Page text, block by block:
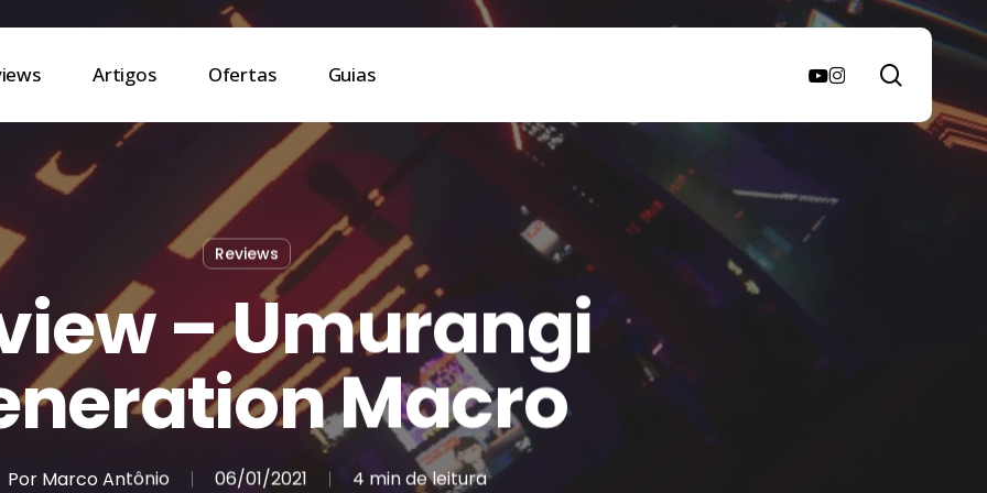
Artigos Ofertas Guias youtube
instagram
Reviews
– Umurangi
Macro
Por Marco Antônio 06/01/2021 4 min de leitura